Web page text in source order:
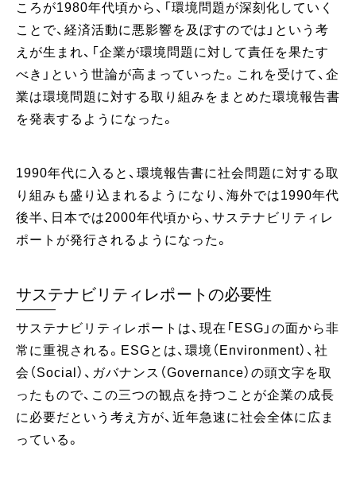
ころが1980年代頃から、「環境問題が深刻化していく
ことで、経済活動に悪影響を及ぼすのでは」という考
えが生まれ、「企業が環境問題に対して責任を果たす
べき」という世論が高まっていった。これを受けて、企
業は環境問題に対する取り組みをまとめた環境報告書
を発表するようになった。
1990年代に入ると、環境報告書に社会問題に対する取
り組みも盛り込まれるようになり、海外では1990年代
後半、日本では2000年代頃から、サステナビリティレ
ポートが発行されるようになった。
サステナビリティレポートの必要性
サステナビリティレポートは、現在「ESG」の面から非
常に重視される。ESGとは、環境（Environment）、社
会（Social）、ガバナンス（Governance）の頭文字を取
ったもので、この三つの観点を持つことが企業の成長
に必要だという考え方が、近年急速に社会全体に広ま
っている。